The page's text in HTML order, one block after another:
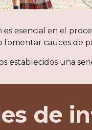
es esencial en el
fomentar cauces de
establecidos una
de